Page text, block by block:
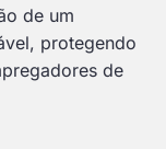
de um
protegendo
de